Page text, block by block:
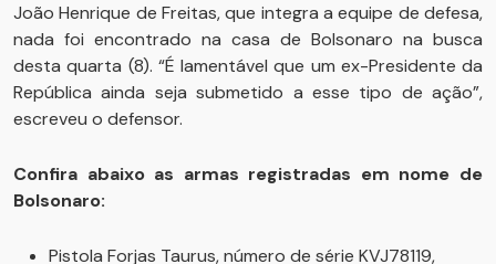
João Henrique de Freitas, que integra a equipe de defesa,
nada foi encontrado na casa de Bolsonaro na busca
desta quarta (8). “É lamentável que um ex-Presidente da
República ainda seja submetido a esse tipo de ação”,
escreveu o defensor.
Confira abaixo as armas registradas em nome de
Bolsonaro:
Pistola Forjas Taurus, número de série KVJ78119,